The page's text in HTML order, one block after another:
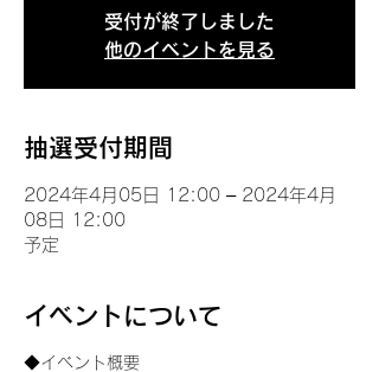
受付が終了しました
他のイベントを見る
抽選受付期間
2024年4月05日 12:00 – 2024年4月
08日 12:00
予定
イベントについて
◆イベント概要